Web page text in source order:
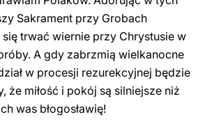
Sakrament przy Grobach
się trwać wiernie przy Chrystusie w
A gdy zabrzmią wielkanocne
w procesji rezurekcyjnej będzie
że miłość i pokój są silniejsze niż
was błogosławię!